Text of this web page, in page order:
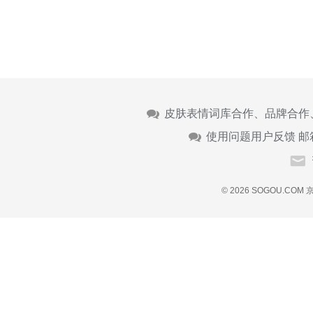
皮肤表情词库合作、品牌合
使用问题用户反馈 邮
© 2026 SOGOU.COM